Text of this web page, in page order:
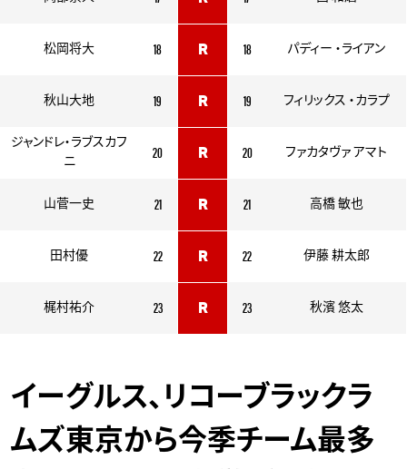
松岡将大 18 R 18 パディー ・ライアン
秋山大地 19 R 19 フィリックス ・カラプ
ジャンドレ・ラブスカフ
ニ
20 R 20 ファカタヴァ アマト
山菅一史 21 R 21 高橋 敏也
田村優 22 R 22 伊藤 耕太郎
梶村祐介 23 R 23 秋濱 悠太
イーグルス、リコーブラックラ
ムズ東京から今季チーム最多